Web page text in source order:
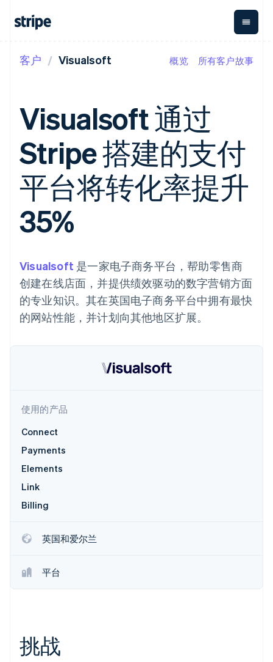
支付
在线支付
Payment links
Checkout
预构建支付界
面
Elements
灵活的 UI 组件
methods
接入 125+ 种支
线下支付
Authorization
Boost
支付成功率优
化
Link
营收
经常性收入
Metronome
按用量计费
Subscriptions
订阅管理
Invoicing
一次性或定期
账单
会计自动化
Stripe Sigma
自定义报告
Data Pipeline
数据同步
资金管
Global
Payouts
向第三
方打款
Crypto
钱包、
稳定币
发行和
平台
了解未来规划
欺诈防范
Atlas
初创企业注册
Climate
立即观看
按企业阶段
按应用场景
智能体商务
加密货币
电子商务
嵌入式金融
资金管理
平台
SaaS
创作者经济
Stripe App Marketplace
文档
库与 SDK
Stripe Apps
指南
接受线上付款
实施预置结账流程
通过智能体配置和管理服
务
资源
应用集成
开发者博客
学习
支持
获取支持
托管支持方案
专业服务
产品路线图
Sessions 年度大会
招聘
资讯中心
Stripe Press
联系
客户 Visualsoft 概览 所有客户故事
Visualsoft 通过
Stripe 搭建的支付
平台将转化率提升
35%
Visualsoft 是一家电子商务平台，帮助零售商
创建在线店面，并提供绩效驱动的数字营销方面
的专业知识。其在英国电子商务平台中拥有最快
的网站性能，并计划向其他地区扩展。
使用的产品
Connect
Payments
Elements
Link
Billing
英国和爱尔兰
平台
挑战